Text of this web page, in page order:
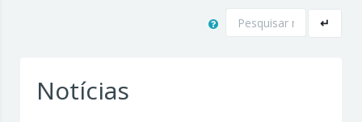
Pesquisar ↵
Notícias